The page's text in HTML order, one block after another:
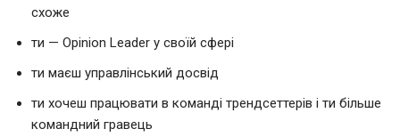
схоже
ти — Opinion Leader у своїй сфері
ти маєш управлінський досвід
ти хочеш працювати в команді трендсеттерів і ти більше
командний гравець